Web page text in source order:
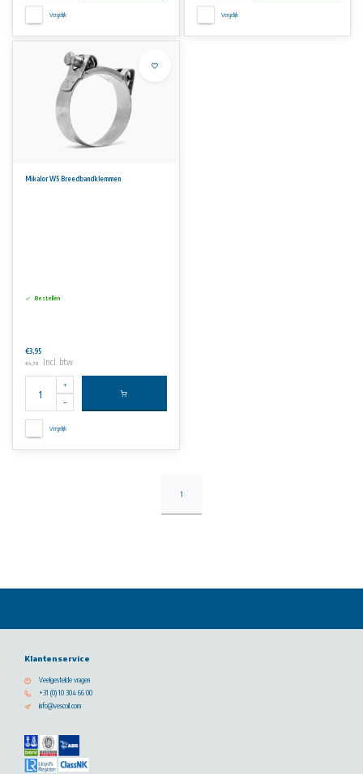
Vergelijk Vergelijk
Mikalor W5 Breedbandklemmen
Bestellen
€3,95
€4,78 Incl. btw
Vergelijk
1
Klantenservice
Veelgestelde vragen
+31 (0) 10 304 66 00
info@vescoil.com